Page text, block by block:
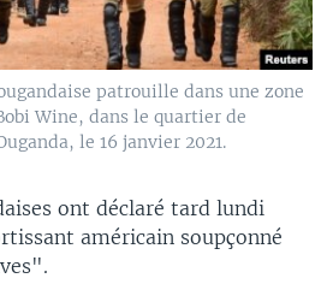
patrouille dans une zone
Wine, dans le quartier de
le 16 janvier 2021.
ont déclaré tard lundi
américain soupçonné